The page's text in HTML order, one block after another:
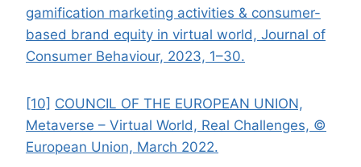
gamification marketing activities & consumer-
based brand equity in virtual world, Journal of
Consumer Behaviour, 2023, 1–30.
[10] COUNCIL OF THE EUROPEAN UNION,
Metaverse – Virtual World, Real Challenges, ©
European Union, March 2022.